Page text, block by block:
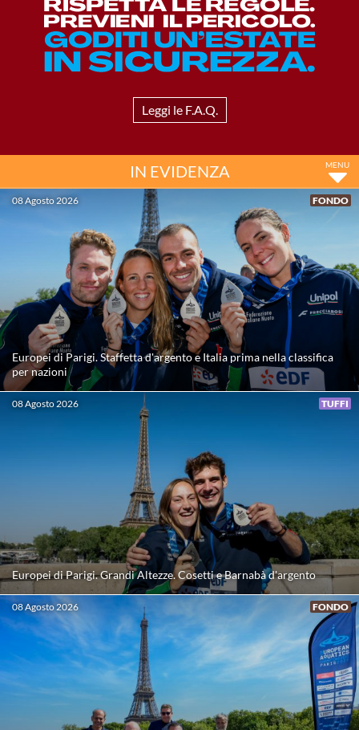
Master
Scuole Nuoto
Propaganda
Centri Federali
Area Legislativa
Protezione Civile
Privacy
Cookie Policy
Archivio News
Flash News
Leggi le F.A.Q.
IN EVIDENZA
08 Agosto 2026 FONDO
Europei di Parigi. Staffetta d'argento e Italia prima nella classifica
per nazioni
08 Agosto 2026 TUFFI
Europei di Parigi. Grandi Altezze. Cosetti e Barnabà d'argento
08 Agosto 2026 FONDO